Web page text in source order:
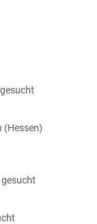
(Hessen)